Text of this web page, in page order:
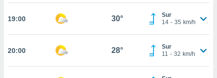
se
19:00 30°
Sur
14 - 35 km/h
20:00 28°
Sur
11 - 32 km/h